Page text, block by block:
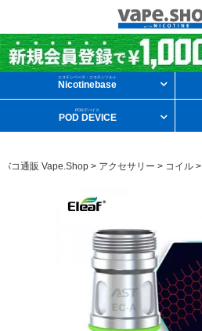
ニコチンリキッドを条件から探す
メンソール フルーツ
タバコ
他の条件から探す
ニコチンソルト
ニコチンベース・ニコチンソルト
Nicotinebase
PODデバイス
POD DEVICE
コ通販 Vape.Shop > アクセサリー > コイル >